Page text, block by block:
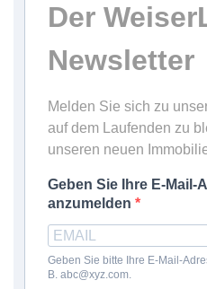
Der
Newsletter
Melden Sie sich zu
auf dem Laufenden zu
unseren neuen
Geben Sie Ihre E-Mail-
anzumelden
Geben Sie bitte Ihre E-Mail-
B. abc@xyz.com.